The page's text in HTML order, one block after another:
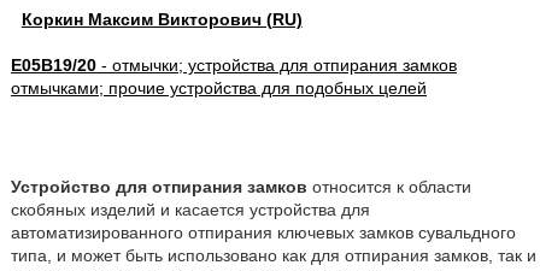
Коркин Максим Викторович (RU)
E05B19/20- отмычки; устройства для отпирания замков
отмычками; прочие устройства для подобных целей
Устройство для отпирания замков относится к области
скобяных изделий и касается устройства для
автоматизированного отпирания ключевых замков сувальдного
типа, и может быть использовано как для отпирания замков, так и